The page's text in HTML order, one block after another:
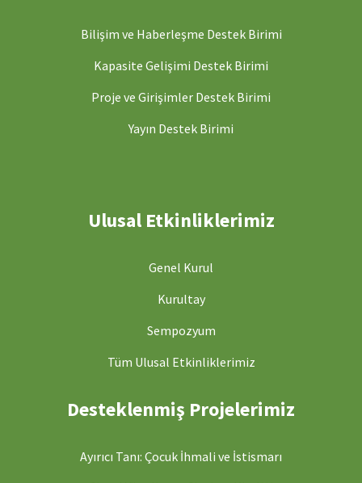
Bilişim ve Haberleşme Destek Birimi
Kapasite Gelişimi Destek Birimi
Proje ve Girişimler Destek Birimi
Yayın Destek Birimi
Ulusal Etkinliklerimiz
Genel Kurul
Kurultay
Sempozyum
Tüm Ulusal Etkinliklerimiz
Desteklenmiş Projelerimiz
Ayırıcı Tanı: Çocuk İhmali ve İstismarı